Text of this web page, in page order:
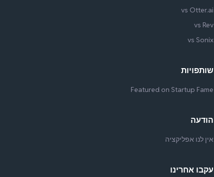
vs Otter.ai
vs Rev
vs Sonix
שותפויות
Featured on Startup Fame
הודעה
אין לנו אפליקציה
עקבו אחרינו